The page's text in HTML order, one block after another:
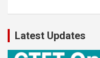
Latest Updates